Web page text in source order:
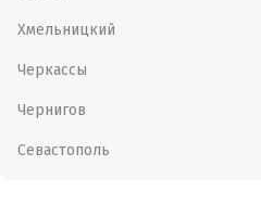
Хмельницкий
Черкассы
Чернигов
Севастополь